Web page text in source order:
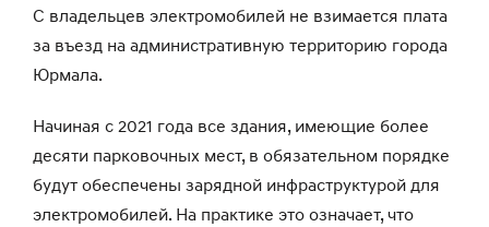
С владельцев электромобилей не взимается плата
за въезд на административную территорию города
Юрмала.
Начиная с 2021 года все здания, имеющие более
десяти парковочных мест, в обязательном порядке
будут обеспечены зарядной инфраструктурой для
электромобилей. На практике это означает, что